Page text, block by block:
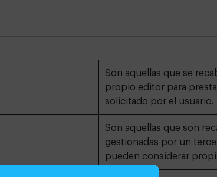
Son aquellas que se
propio editor para
solicitado por el usuario.
Son aquellas que son
gestionadas por un
pueden considerar